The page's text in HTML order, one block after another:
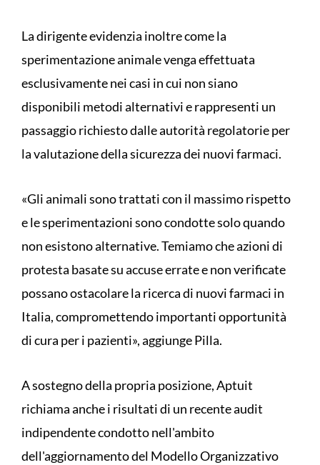
La dirigente evidenzia inoltre come la
sperimentazione animale venga effettuata
esclusivamente nei casi in cui non siano
disponibili metodi alternativi e rappresenti un
passaggio richiesto dalle autorità regolatorie per
la valutazione della sicurezza dei nuovi farmaci.
«Gli animali sono trattati con il massimo rispetto
e le sperimentazioni sono condotte solo quando
non esistono alternative. Temiamo che azioni di
protesta basate su accuse errate e non verificate
possano ostacolare la ricerca di nuovi farmaci in
Italia, compromettendo importanti opportunità
di cura per i pazienti», aggiunge Pilla.
A sostegno della propria posizione, Aptuit
richiama anche i risultati di un recente audit
indipendente condotto nell'ambito
dell'aggiornamento del Modello Organizzativo